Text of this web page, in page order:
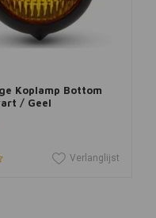
Koplamp Bottom
/ Geel
Verlanglijst